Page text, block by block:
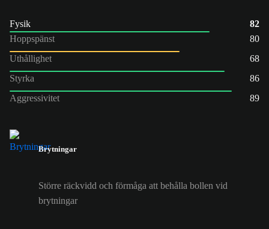
Fysik
82
Hoppspänst
80
Uthållighet
68
Styrka
86
Aggressivitet
89
Brytningar
Större räckvidd och förmåga att behålla bollen vid
brytningar